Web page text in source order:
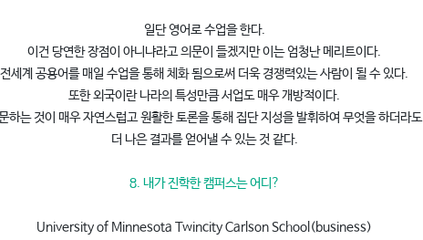
일단 영어로 수업을 한다.
이건 당연한 장점이 아니냐라고 의문이 들겠지만 이는 엄청난 메리트이다.
전세계 공용어를 매일 수업을 통해 체화 됨으로써 더욱 경쟁력있는 사람이 될 수 있다.
또한 외국이란 나라의 특성만큼 서업도 매우 개방적이다.
하는 것이 매우 자연스럽고 원활한 토론을 통해 집단 지성을 발휘하여 무엇을 하더라도
더 나은 결과를 얻어낼 수 있는 것 같다.
8. 내가 진학한 캠퍼스는 어디?
University of Minnesota Twincity Carlson School(business)